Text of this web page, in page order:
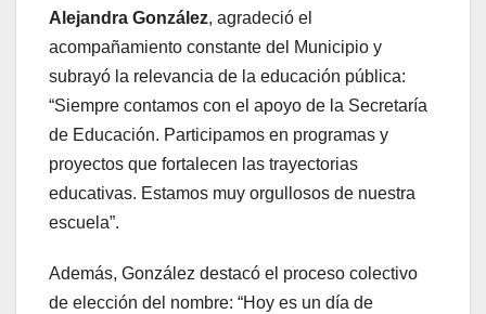
Alejandra González, agradeció el
acompañamiento constante del Municipio y
subrayó la relevancia de la educación pública:
“Siempre contamos con el apoyo de la Secretaría
de Educación. Participamos en programas y
proyectos que fortalecen las trayectorias
educativas. Estamos muy orgullosos de nuestra
escuela”.
Además, González destacó el proceso colectivo
de elección del nombre: “Hoy es un día de